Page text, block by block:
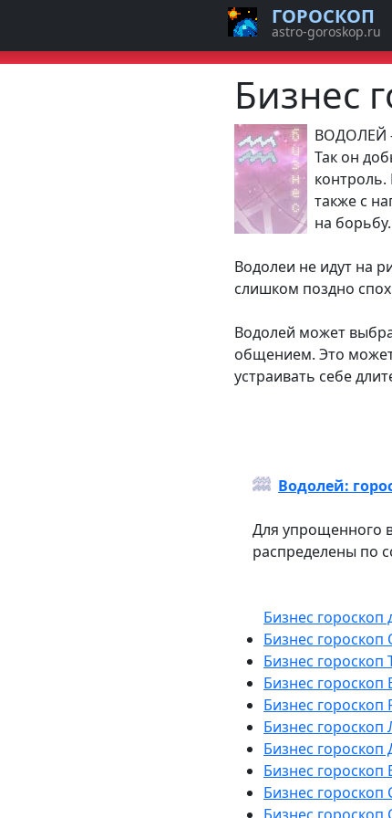
Бизнес
ВОДОЛЕЙ -
Так он
также с
на борьбу.
Водолеи не идут на
слишком поздно
Водолей может
общением. Это
устраивать себе
Водолей:
Для упрощенного
распределены по
Бизнес гороскоп
Бизнес гороскоп
Бизнес гороскоп
Бизнес гороскоп
Бизнес гороскоп
Бизнес гороскоп
Бизнес гороскоп
Бизнес гороскоп
Бизнес гороскоп
ГОРОСКОП
astro-goroskop.ru